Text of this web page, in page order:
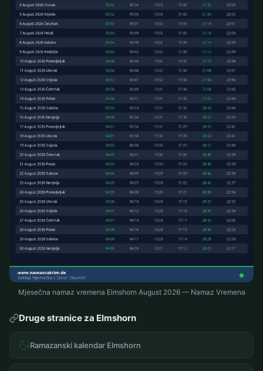
Mjesečna namaz vremena Elmshorn August 2026 — Namaz Vremena
Druge stranice za Elmshorn
Ramazanski kalendar Elmshorn